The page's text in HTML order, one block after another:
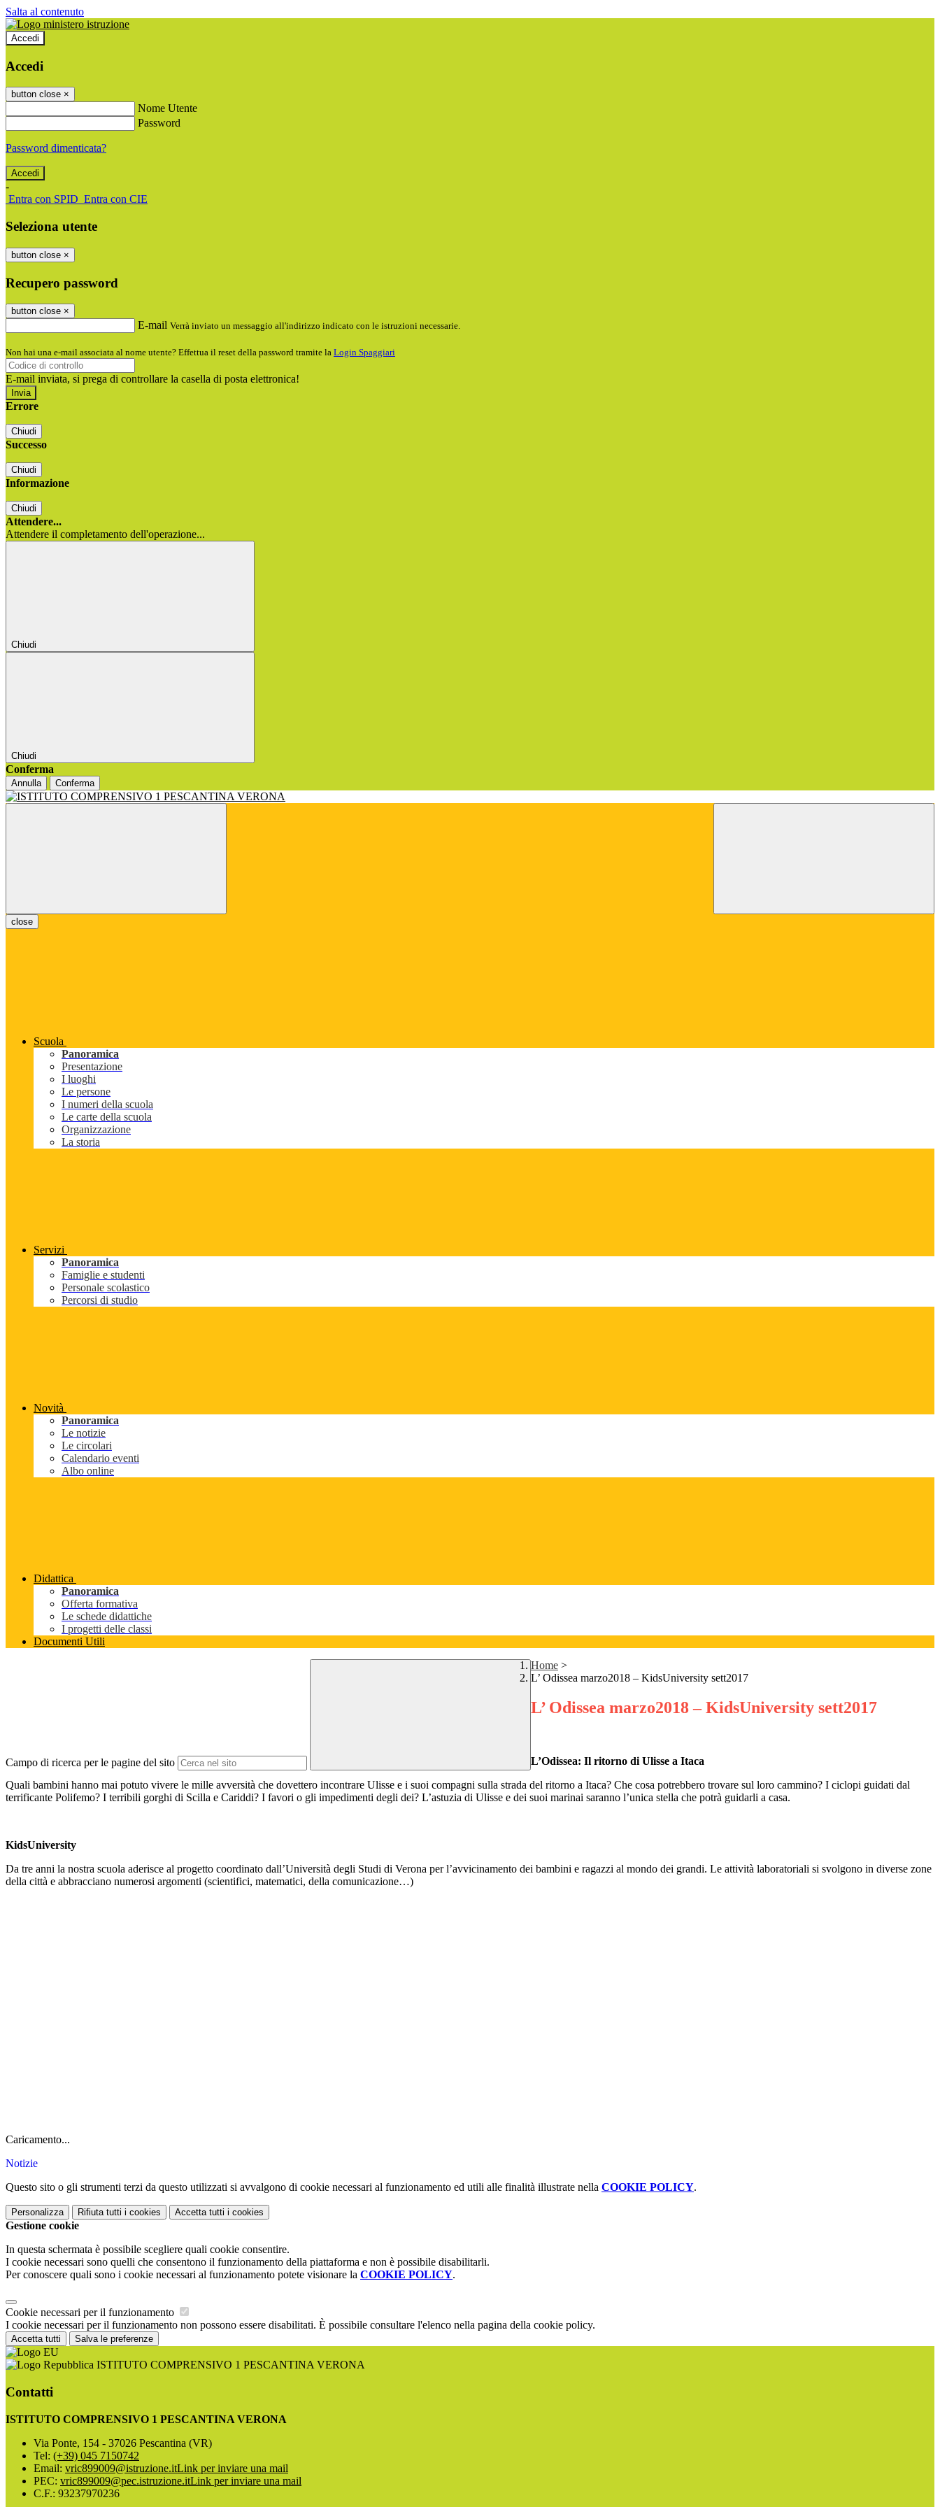
Salta al contenuto
Accedi
Accedi
button close ×
Nome Utente
Password
Password dimenticata?
-
Entra con SPID Entra con CIE
Seleziona utente
button close ×
Recupero password
button close ×
E-mail Verrà inviato un messaggio all'indirizzo indicato con le istruzioni necessarie.
Non hai una e-mail associata al nome utente? Effettua il reset della password tramite la Login Spaggiari
E-mail inviata, si prega di controllare la casella di posta elettronica!
Errore
Chiudi
Successo
Chiudi
Informazione
Chiudi
Attendere...
Attendere il completamento dell'operazione...
Chiudi
Chiudi
Conferma
Annulla Conferma
close
Scuola
Panoramica
Presentazione
I luoghi
Le persone
I numeri della scuola
Le carte della scuola
Organizzazione
La storia
Servizi
Panoramica
Famiglie e studenti
Personale scolastico
Percorsi di studio
Novità
Panoramica
Le notizie
Le circolari
Calendario eventi
Albo online
Didattica
Panoramica
Offerta formativa
Le schede didattiche
I progetti delle classi
Documenti Utili
Campo di ricerca per le pagine del sito
Home >
L’ Odissea marzo2018 – KidsUniversity sett2017
L’ Odissea marzo2018 – KidsUniversity sett2017
L’Odissea: Il ritorno di Ulisse a Itaca
Quali bambini hanno mai potuto vivere le mille avversità che dovettero incontrare Ulisse e i suoi compagni sulla strada del ritorno a Itaca? Che cosa potrebbero trovare sul loro cammino? I ciclopi guidati dal
terrificante Polifemo? I terribili gorghi di Scilla e Cariddi? I favori o gli impedimenti degli dei? L’astuzia di Ulisse e dei suoi marinai saranno l’unica stella che potrà guidarli a casa.
KidsUniversity
Da tre anni la nostra scuola aderisce al progetto coordinato dall’Università degli Studi di Verona per l’avvicinamento dei bambini e ragazzi al mondo dei grandi. Le attività laboratoriali si svolgono in diverse zone
della città e abbracciano numerosi argomenti (scientifici, matematici, della comunicazione…)
Caricamento...
Notizie
Questo sito o gli strumenti terzi da questo utilizzati si avvalgono di cookie necessari al funzionamento ed utili alle finalità illustrate nella COOKIE POLICY.
Personalizza Rifiuta tutti i cookies Accetta tutti i cookies
Gestione cookie
In questa schermata è possibile scegliere quali cookie consentire.
I cookie necessari sono quelli che consentono il funzionamento della piattaforma e non è possibile disabilitarli.
Per conoscere quali sono i cookie necessari al funzionamento potete visionare la COOKIE POLICY.
Cookie necessari per il funzionamento
I cookie necessari per il funzionamento non possono essere disabilitati. È possibile consultare l'elenco nella pagina della cookie policy.
Accetta tutti Salva le preferenze
ISTITUTO COMPRENSIVO 1 PESCANTINA VERONA
Contatti
ISTITUTO COMPRENSIVO 1 PESCANTINA VERONA
Via Ponte, 154 - 37026 Pescantina (VR)
Tel: (+39) 045 7150742
Email: vric899009@istruzione.itLink per inviare una mail
PEC: vric899009@pec.istruzione.itLink per inviare una mail
C.F.: 93237970236